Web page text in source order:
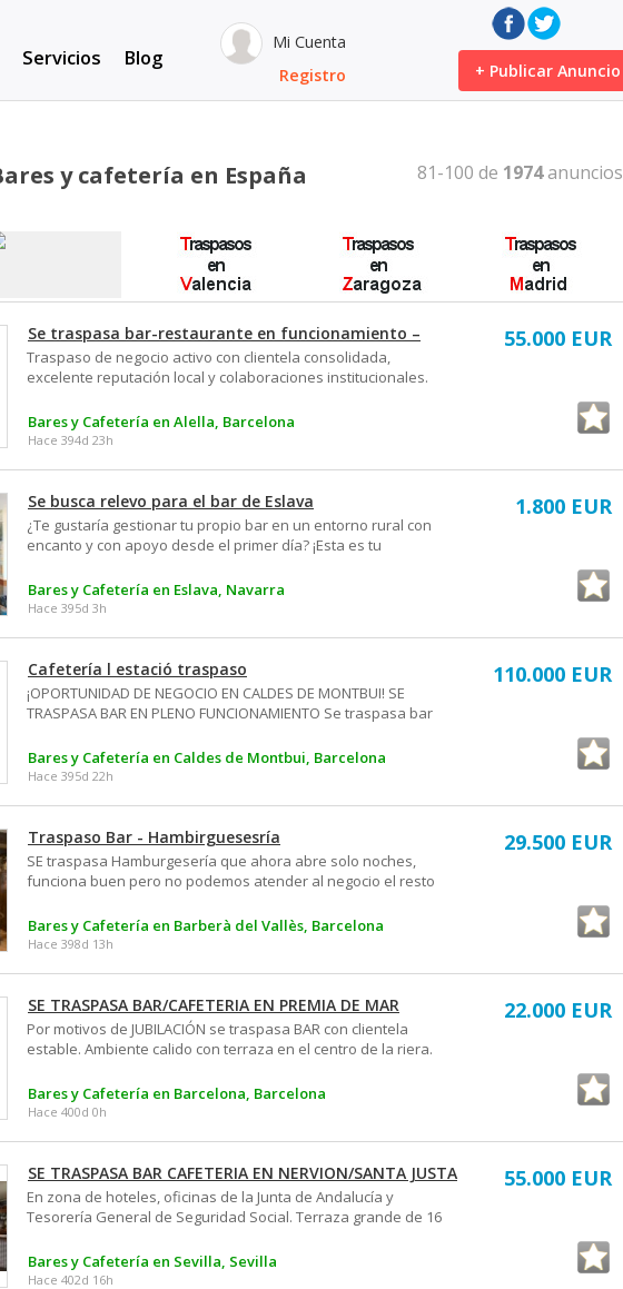
Servicios Blog
Mi Cuenta
Registro
+ Publicar Anuncio
y cafetería en España 81-100 de 1974anuncios
Se traspasa bar-restaurante en funcionamiento – 55.000 EUR
Traspaso de negocio activo con clientela consolidada,
excelente reputación local y colaboraciones institucionales.
capacidad para 24 comensales. • Terraza privada (más de 30
mesas) y terraza municipal con licencia (4 mesas). • Cocina
al día y preparado para continuar la actividad sin
interrupción. Motivo del traspaso: cambio de proyecto
personal.
Bares y Cafetería en Alella, Barcelona
Hace 394d 23h
Se busca relevo para el bar de Eslava 1.800 EUR
¿Te gustaría gestionar tu propio bar en un entorno rural con
encanto y con apoyo desde el primer día? ¡Esta es tu
ofrece bebidas, pero hay mucho potencial de crecimiento:
ampliar horarios, ofrecer comidas, ofrecer los servicios de
ofrecemos? La financiación del 50% de gastos de suministros
durante el año. Ayuda en la búsqueda de vivienda en
pueblos cercanos. Apoyo en el asentamiento del negocio.
Servicios ya establecido en la localidad: tienda con productos
esenciales, farmacia...
Bares y Cafetería en Eslava, Navarra
Hace 395d 3h
Cafetería l estació traspaso 110.000 EUR
¡OPORTUNIDAD DE NEGOCIO EN CALDES DE MONTBUI! SE
TRASPASA BAR EN PLENO FUNCIONAMIENTO Se traspasa bar
Montbui, idealmente ubicado al inicio de una zona comercial
muy transitada.
Bares y Cafetería en Caldes de Montbui, Barcelona
Hace 395d 22h
Traspaso Bar - Hambirguesesría 29.500 EUR
SE traspasa Hamburgesería que ahora abre solo noches,
funciona buen pero no podemos atender al negocio el resto
Bares y Cafetería en Barberà del Vallès, Barcelona
Hace 398d 13h
SE TRASPASA BAR/CAFETERIA EN PREMIA DE MAR 22.000 EUR
Por motivos de JUBILACIÓN se traspasa BAR con clientela
estable. Ambiente calido con terraza en el centro de la riera.
Bares y Cafetería en Barcelona, Barcelona
Hace 400d 0h
SE TRASPASA BAR CAFETERIA EN NERVION/SANTA JUSTA 55.000 EUR
En zona de hoteles, oficinas de la Junta de Andalucía y
Tesorería General de Seguridad Social. Terraza grande de 16
licencia cocina. Negocio seguro, se traspasa por jubilación.
SOLO CORREO O WHATSAPP
Bares y Cafetería en Sevilla, Sevilla
Hace 402d 16h